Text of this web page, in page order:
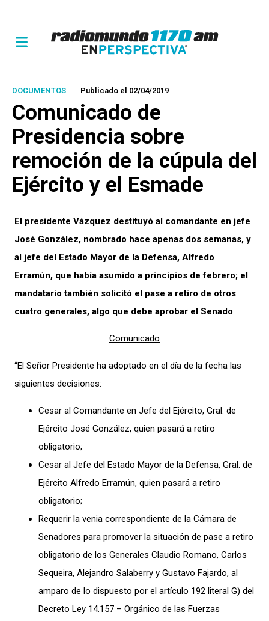
DOCUMENTOS Publicado el 02/04/2019
Comunicado de
Presidencia sobre
remoción de la cúpula del
Ejército y el Esmade
El presidente Vázquez destituyó al comandante en jefe
José González, nombrado hace apenas dos semanas, y
al jefe del Estado Mayor de la Defensa, Alfredo
Erramún, que había asumido a principios de febrero; el
mandatario también solicitó el pase a retiro de otros
cuatro generales, algo que debe aprobar el Senado
Comunicado
“El Señor Presidente ha adoptado en el día de la fecha las
siguientes decisiones:
Cesar al Comandante en Jefe del Ejército, Gral. de
Ejército José González, quien pasará a retiro
obligatorio;
Cesar al Jefe del Estado Mayor de la Defensa, Gral. de
Ejército Alfredo Erramún, quien pasará a retiro
obligatorio;
Requerir la venia correspondiente de la Cámara de
Senadores para promover la situación de pase a retiro
obligatorio de los Generales Claudio Romano, Carlos
Sequeira, Alejandro Salaberry y Gustavo Fajardo, al
amparo de lo dispuesto por el artículo 192 literal G) del
Decreto Ley 14.157 – Orgánico de las Fuerzas